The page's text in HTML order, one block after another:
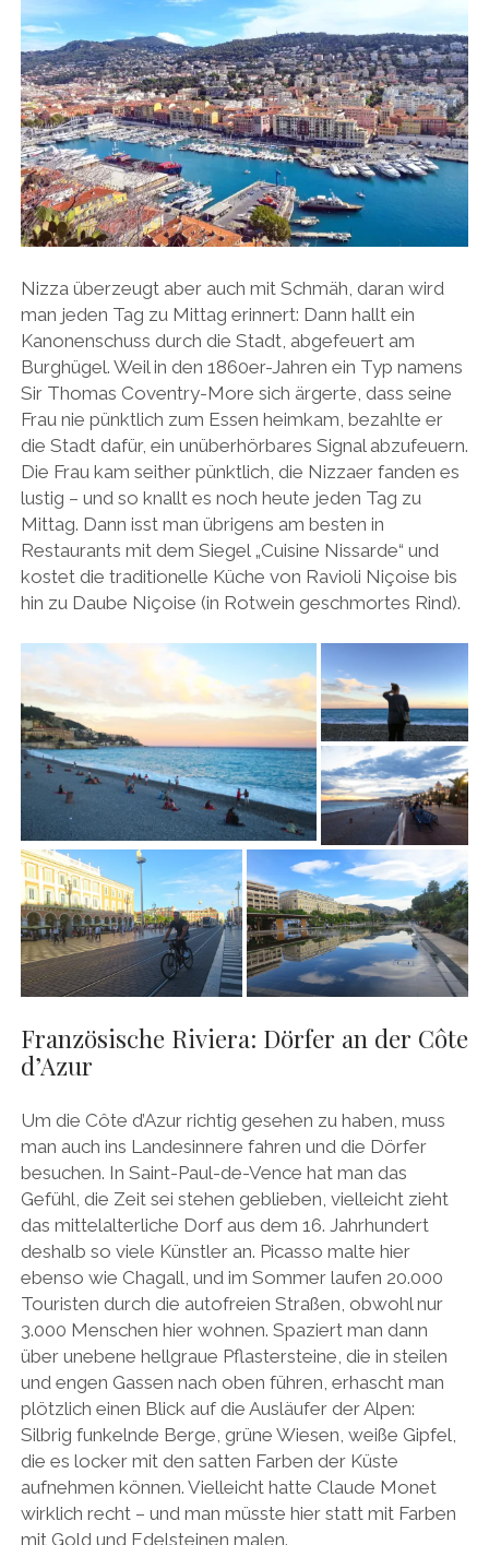
Nizza überzeugt aber auch mit Schmäh, daran wird
man jeden Tag zu Mittag erinnert: Dann hallt ein
Kanonenschuss durch die Stadt, abgefeuert am
Burghügel. Weil in den 1860er-Jahren ein Typ namens
Sir Thomas Coventry-More sich ärgerte, dass seine
Frau nie pünktlich zum Essen heimkam, bezahlte er
die Stadt dafür, ein unüberhörbares Signal abzufeuern.
Die Frau kam seither pünktlich, die Nizzaer fanden es
lustig – und so knallt es noch heute jeden Tag zu
Mittag. Dann isst man übrigens am besten in
Restaurants mit dem Siegel „Cuisine Nissarde“ und
kostet die traditionelle Küche von Ravioli Niçoise bis
hin zu Daube Niçoise (in Rotwein geschmortes Rind).
Französische Riviera: Dörfer an der Côte
d’Azur
Um die Côte d’Azur richtig gesehen zu haben, muss
man auch ins Landesinnere fahren und die Dörfer
besuchen. In Saint-Paul-de-Vence hat man das
Gefühl, die Zeit sei stehen geblieben, vielleicht zieht
das mittelalterliche Dorf aus dem 16. Jahrhundert
deshalb so viele Künstler an. Picasso malte hier
ebenso wie Chagall, und im Sommer laufen 20.000
Touristen durch die autofreien Straßen, obwohl nur
3.000 Menschen hier wohnen. Spaziert man dann
über unebene hellgraue Pflastersteine, die in steilen
und engen Gassen nach oben führen, erhascht man
plötzlich einen Blick auf die Ausläufer der Alpen:
Silbrig funkelnde Berge, grüne Wiesen, weiße Gipfel,
die es locker mit den satten Farben der Küste
aufnehmen können. Vielleicht hatte Claude Monet
wirklich recht – und man müsste hier statt mit Farben
mit Gold und Edelsteinen malen.